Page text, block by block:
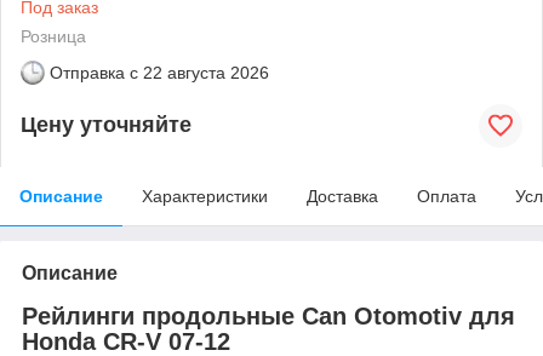
Под заказ
Розница
Отправка с 22 августа 2026
Цену уточняйте
Описание Характеристики Доставка Оплата
Описание
Рейлинги продольные Can Otomotiv для
Honda CR-V 07-12